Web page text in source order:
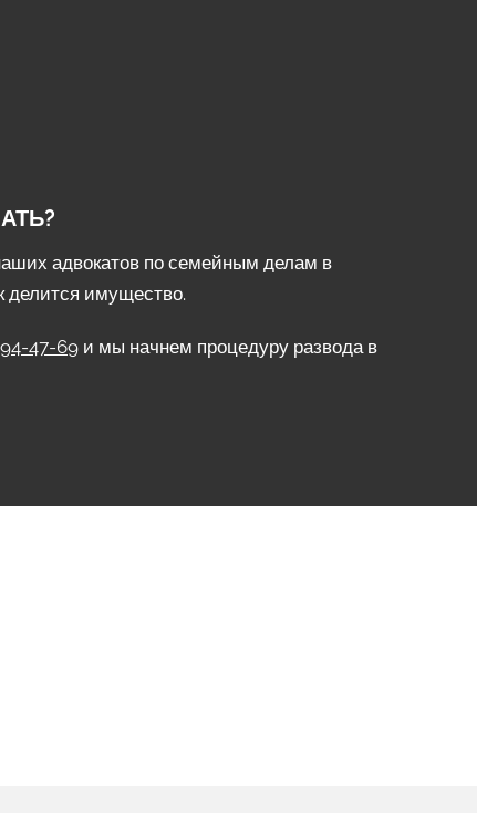
адвокатов по семейным делам в
делится имущество.
47-69 и мы начнем процедуру развода в